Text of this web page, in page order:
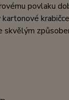
povlaku